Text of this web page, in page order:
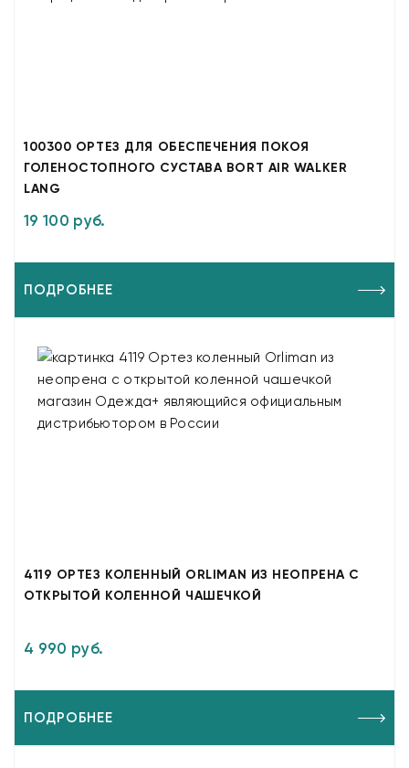
100300 ОРТЕЗ ДЛЯ ОБЕСПЕЧЕНИЯ ПОКОЯ
ГОЛЕНОСТОПНОГО СУСТАВА BORT AIR WALKER
LANG
19 100 руб.
ПОДРОБНЕЕ
4119 ОРТЕЗ КОЛЕННЫЙ ORLIMAN ИЗ НЕОПРЕНА С
ОТКРЫТОЙ КОЛЕННОЙ ЧАШЕЧКОЙ
4 990 руб.
ПОДРОБНЕЕ